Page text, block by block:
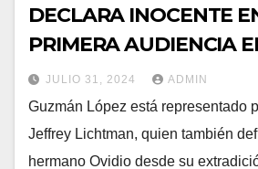
DECLARA INOCENTE
PRIMERA AUDIENCIA
JULIO 31, 2024 ADMIN
Guzmán López está representado
Jeffrey Lichtman, quien también
hermano Ovidio desde su